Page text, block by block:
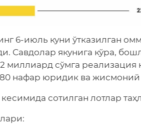
6-июль куни ўтказилган
Савдолар якунига кўра,
миллиард сўмга
нафар юридик ва
сотилган лотлар